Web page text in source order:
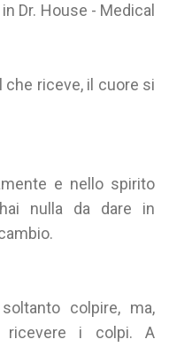
Dr. House - Medical
riceve, il cuore si
e nello spirito
nulla da dare in
colpire, ma,
ricevere i colpi. A